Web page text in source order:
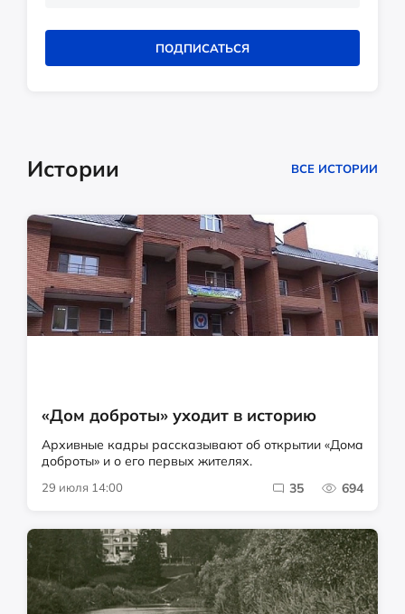
ПОДПИСАТЬСЯ
Истории ВСЕ ИСТОРИИ
«Дом доброты» уходит в историю
Архивные кадры рассказывают об открытии «Дома
доброты» и о его первых жителях.
29 июля 14:00 35 694